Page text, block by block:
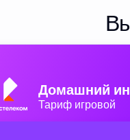
Домашний
Тариф игровой